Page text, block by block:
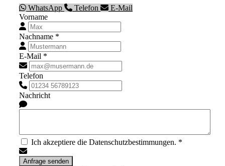
WhatsApp Telefon
E-Mail
Vorname
Nachname *
E-Mail *
Telefon
Nachricht
Ich akzeptiere die Datenschutzbestimmungen. *